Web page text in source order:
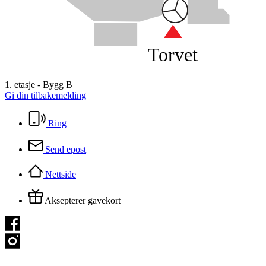
Torvet
1. etasje - Bygg B
Gi din tilbakemelding
Ring
Send epost
Nettside
Aksepterer gavekort